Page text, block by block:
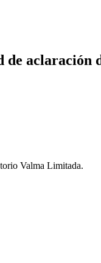
de
Valma Limitada.